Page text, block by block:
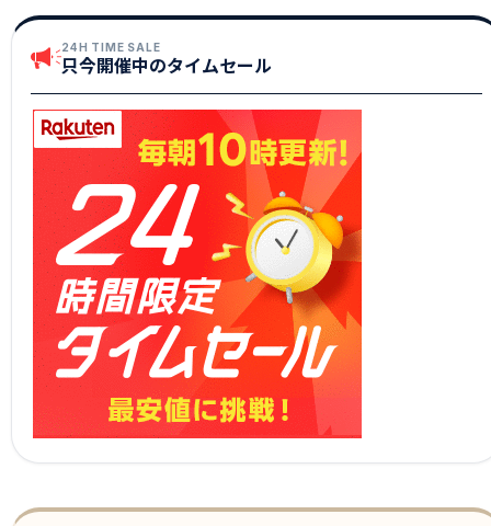
24H TIME SALE
只今開催中のタイムセール